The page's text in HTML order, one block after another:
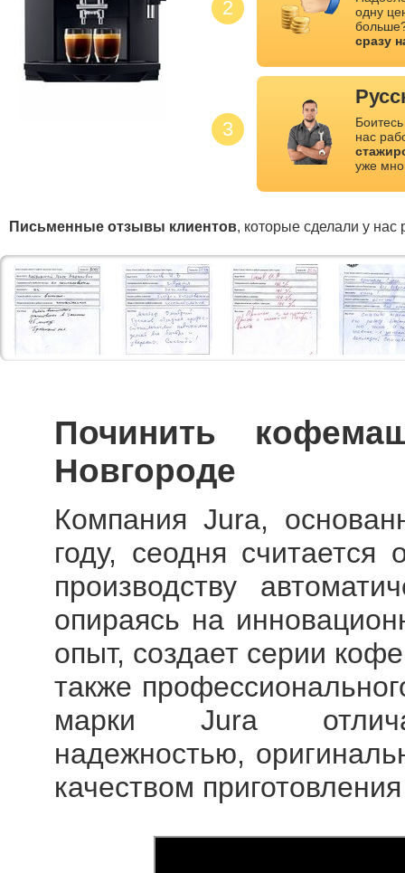
2
3
одну
сразу
нас
уже
Письменные отзывы клиентов, которые сделали у нас
Починить
Новгороде
Компания Jura,
году, сеодня
производству
опираясь на
опыт, создает серии
также
марки Jura
надежностью,
качеством